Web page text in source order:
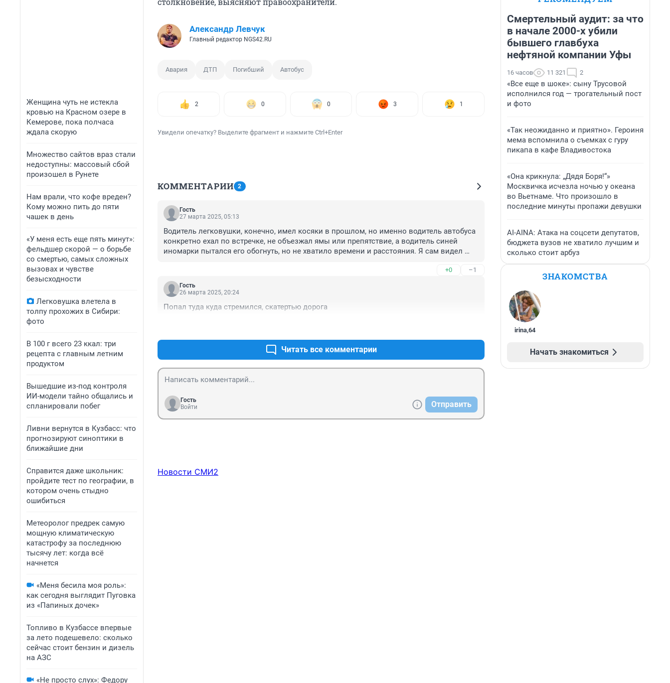
Женщина чуть не истекла
кровью на Красном озере в
Кемерове, пока полчаса
ждала скорую
Множество сайтов враз стали
недоступны: массовый сбой
произошел в Рунете
Нам врали, что кофе вреден?
Кому можно пить до пяти
чашек в день
«У меня есть еще пять минут»:
фельдшер скорой — о борьбе
со смертью, самых сложных
вызовах и чувстве
безысходности
Легковушка влетела в
толпу прохожих в Сибири:
фото
В 100 г всего 23 ккал: три
рецепта с главным летним
продуктом
Вышедшие из-под контроля
ИИ-модели тайно общались и
спланировали побег
Ливни вернутся в Кузбасс: что
прогнозируют синоптики в
ближайшие дни
Справится даже школьник:
пройдите тест по географии, в
котором очень стыдно
ошибиться
Метеоролог предрек самую
мощную климатическую
катастрофу за последнюю
тысячу лет: когда всё
начнется
«Меня бесила моя роль»:
как сегодня выглядит Пуговка
из «Папиных дочек»
Топливо в Кузбассе впервые
за лето подешевело: сколько
сейчас стоит бензин и дизель
на АЗС
«Не просто слух»: Федору
Александр Левчук
Главный редактор NGS42.RU
Авария ДТП Погибший Автобус
2 0 0 3 1
Увидели опечатку? Выделите фрагмент и нажмите Ctrl+Enter
КОММЕНТАРИИ 2
Гость
27 марта 2025, 05:13
Водитель легковушки, конечно, имел косяки в прошлом, но именно водитель автобуса
конкретно ехал по встречке, не объезжал ямы или препятствие, а водитель синей
иномарки пытался его обогнуть, но не хватило времени и расстояния. Я сам видел
+0 –1
Гость
26 марта 2025, 20:24
Попал туда куда стремился, скатертью дорога
Читать все комментарии
Гость
Войти
Отправить
Новости СМИ2
Смертельный аудит: за что
в начале 2000-х убили
бывшего главбуха
нефтяной компании Уфы
16 часов 11 321 2
«Все еще в шоке»: сыну Трусовой
исполнился год — трогательный пост
и фото
«Так неожиданно и приятно». Героиня
мема вспомнила о съемках с гуру
пикапа в кафе Владивостока
«Она крикнула: „Дядя Боря!“»
Москвичка исчезла ночью у океана
во Вьетнаме. Что произошло в
последние минуты пропажи девушки
AI-AINA: Атака на соцсети депутатов,
бюджета вузов не хватило лучшим и
сколько стоит арбуз
ЗНАКОМСТВА
irina,64
Начать знакомиться